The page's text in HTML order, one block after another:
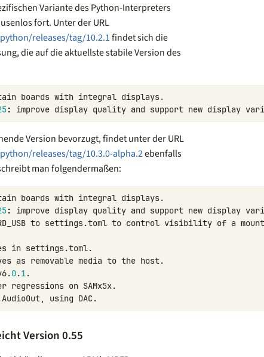
Variante des Python-Interpreters
fort. Unter der URL
releases/tag/10.2.1findet sich die
die auf die aktuellste stabile Version des
boards with integral displays.
: improve display quality and support new display
Version bevorzugt, findet unter der URL
releases/tag/10.3.0-alpha.2ebenfalls
man folgendermaßen:
boards with integral displays.
: improve display quality and support new display
to settings.toml to control visibility of a
in settings.toml.
as removable media to the host.
.0.1.
regressions on SAMx5x.
AudioOut, using DAC.
Version 0.55